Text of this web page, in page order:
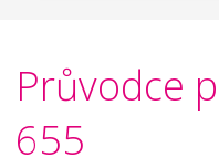
Průvodce
655